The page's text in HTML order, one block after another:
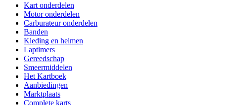
Kart onderdelen
Motor onderdelen
Carburateur onderdelen
Banden
Kleding en helmen
Laptimers
Gereedschap
Smeermiddelen
Het Kartboek
Aanbiedingen
Marktplaats
Complete karts